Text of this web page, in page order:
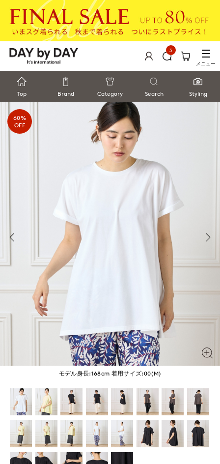
3
メニュー
Top Brand Category Search Styling
モデル身長:168cm 着用サイズ:00(M)
60%
OFF